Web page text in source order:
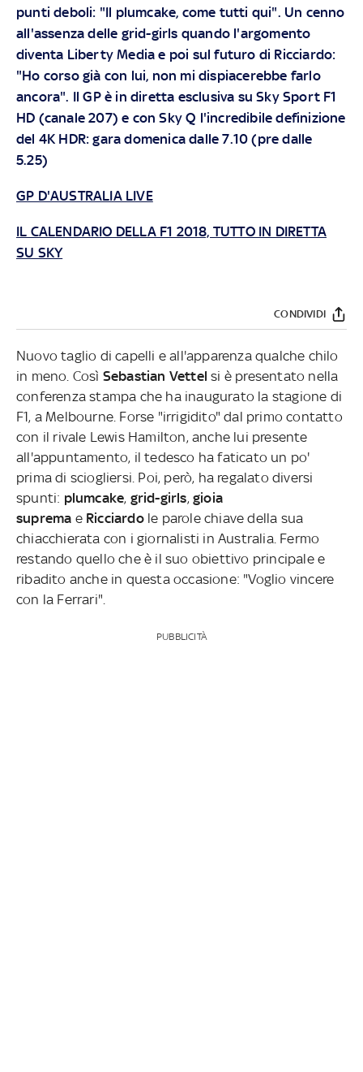
punti deboli: "Il plumcake, come tutti qui". Un cenno
all'assenza delle grid-girls quando l'argomento
diventa Liberty Media e poi sul futuro di Ricciardo:
"Ho corso già con lui, non mi dispiacerebbe farlo
ancora". Il GP è in diretta esclusiva su Sky Sport F1
HD (canale 207) e con Sky Q l'incredibile definizione
del 4K HDR: gara domenica dalle 7.10 (pre dalle
5.25)
GP D'AUSTRALIA LIVE
IL CALENDARIO DELLA F1 2018, TUTTO IN DIRETTA
SU SKY
CONDIVIDI
Nuovo taglio di capelli e all'apparenza qualche chilo
in meno. Così Sebastian Vettel si è presentato nella
conferenza stampa che ha inaugurato la stagione di
F1, a Melbourne. Forse "irrigidito" dal primo contatto
con il rivale Lewis Hamilton, anche lui presente
all'appuntamento, il tedesco ha faticato un po'
prima di sciogliersi. Poi, però, ha regalato diversi
spunti: plumcake, grid-girls,gioia
suprema e Ricciardo le parole chiave della sua
chiacchierata con i giornalisti in Australia. Fermo
restando quello che è il suo obiettivo principale e
ribadito anche in questa occasione: "Voglio vincere
con la Ferrari".
PUBBLICITÀ